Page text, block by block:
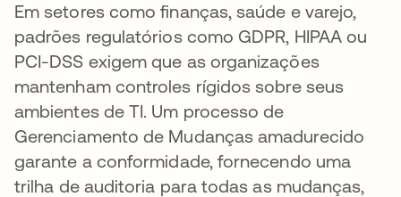
Em setores como finanças, saúde e varejo,
padrões regulatórios como GDPR, HIPAA ou
PCI-DSS exigem que as organizações
mantenham controles rígidos sobre seus
ambientes de TI. Um processo de
Gerenciamento de Mudanças amadurecido
garante a conformidade, fornecendo uma
trilha de auditoria para todas as mudanças,